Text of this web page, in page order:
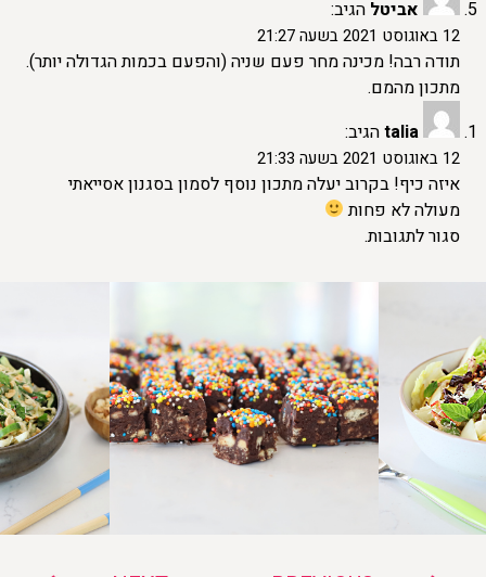
אביטל הגיב:
12 באוגוסט 2021 בשעה 21:27
תודה רבה! מכינה מחר פעם שניה (והפעם בכמות הגדולה יותר).
מתכון מהמם.
taliaהגיב:
12 באוגוסט 2021 בשעה 21:33
איזה כיף! בקרוב יעלה מתכון נוסף לסמון בסגנון אסייאתי
מעולה לא פחות
סגור לתגובות.